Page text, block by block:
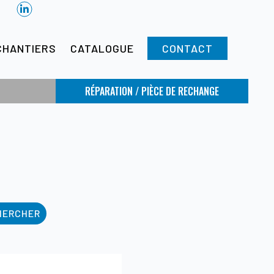
CATALOGUE CONTACT
RÉPARATION / PIÈCE DE RECHANGE